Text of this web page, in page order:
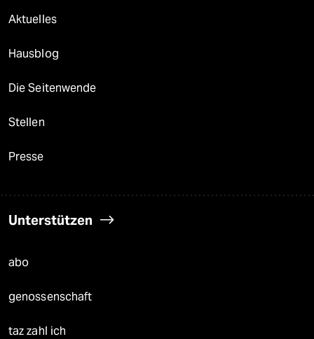
Aktuelles
Hausblog
Die Seitenwende
Stellen
Presse
Unterstützen
abo
genossenschaft
taz zahl ich